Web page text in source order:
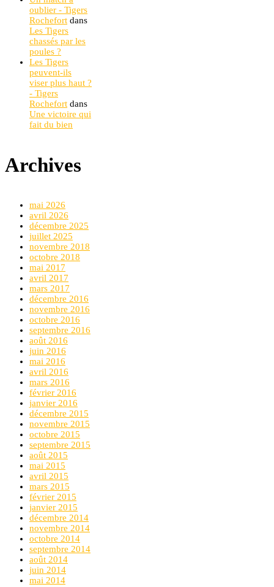
oublier - Tigers
Rochefort dans
Les Tigers
chassés par les
poules ?
Les Tigers
peuvent-ils
viser plus haut ?
- Tigers
Rochefort dans
Une victoire qui
fait du bien
Archives
mai 2026
avril 2026
décembre 2025
juillet 2025
novembre 2018
octobre 2018
mai 2017
avril 2017
mars 2017
décembre 2016
novembre 2016
octobre 2016
septembre 2016
août 2016
juin 2016
mai 2016
avril 2016
mars 2016
février 2016
janvier 2016
décembre 2015
novembre 2015
octobre 2015
septembre 2015
août 2015
mai 2015
avril 2015
mars 2015
février 2015
janvier 2015
décembre 2014
novembre 2014
octobre 2014
septembre 2014
août 2014
juin 2014
mai 2014